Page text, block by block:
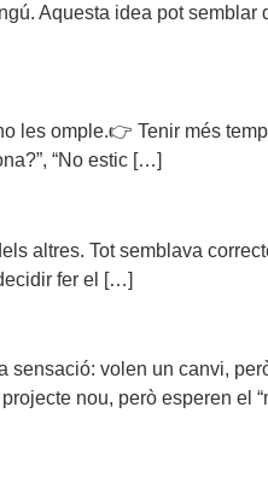
Aquesta idea pot semblar
les omple.👉 Tenir més
“No estic […]
altres. Tot semblava
fer el […]
sensació: volen un canvi,
nou, però esperen el